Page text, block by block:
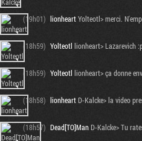
(19h01) lionheartYolteotl> merci.
(18h59) Yolteotl lionheart> Lazarevich
(18h59) Yolteotl lionheart> ça donne
(18h58) lionheartD-Kalcke> la video
(18h57) Dead[TO]ManD-Kalcke> Tu